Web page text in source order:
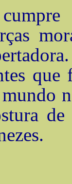
que
mundo
.